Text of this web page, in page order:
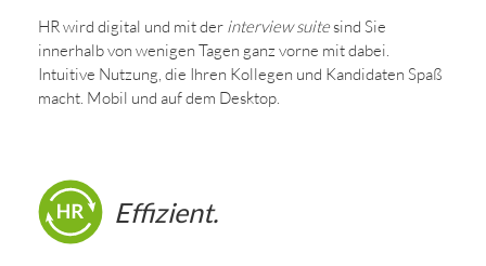
HR wird digital und mit der interview suitesind Sie
innerhalb von wenigen Tagen ganz vorne mit dabei.
Intuitive Nutzung, die Ihren Kollegen und Kandidaten Spaß
macht. Mobil und auf dem Desktop.
Effizient.